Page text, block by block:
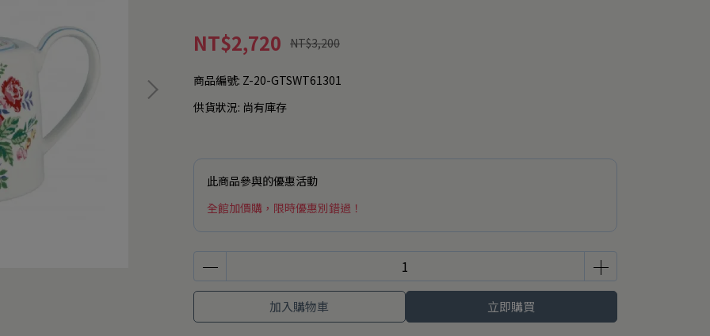
NT$2,720 NT$3,200
商品編號: Z-20-GTSWT61301
供貨狀況: 尚有庫存
此商品參與的優惠活動
全館加價購，限時優惠別錯過！
加入購物車 立即購買